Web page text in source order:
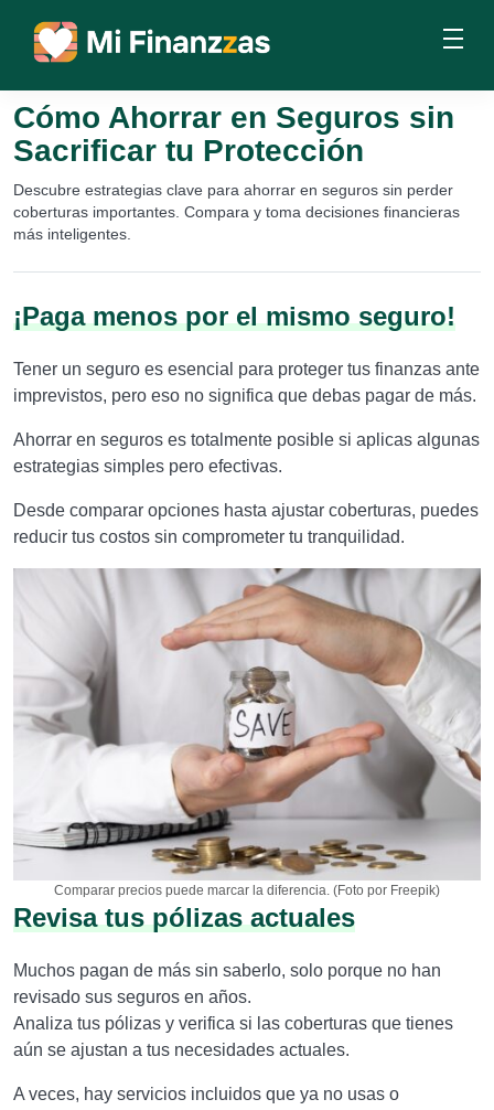
Cómo Ahorrar en Seguros sin
Sacrificar tu Protección
Descubre estrategias clave para ahorrar en seguros sin perder
coberturas importantes. Compara y toma decisiones financieras
más inteligentes.
¡Paga menos por el mismo seguro!
Tener un seguro es esencial para proteger tus finanzas ante
imprevistos, pero eso no significa que debas pagar de más.
Ahorrar en seguros es totalmente posible si aplicas algunas
estrategias simples pero efectivas.
Desde comparar opciones hasta ajustar coberturas, puedes
reducir tus costos sin comprometer tu tranquilidad.
Comparar precios puede marcar la diferencia. (Foto por Freepik)
Revisa tus pólizas actuales
Muchos pagan de más sin saberlo, solo porque no han
revisado sus seguros en años.
Analiza tus pólizas y verifica si las coberturas que tienes
aún se ajustan a tus necesidades actuales.
A veces, hay servicios incluidos que ya no usas o